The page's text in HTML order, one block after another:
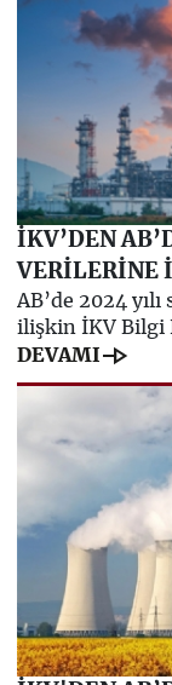
İKV’DEN
VERİLERİNE
AB’de 2024
ilişkin İKV Bilgi
DEVAMI line_end_arrow